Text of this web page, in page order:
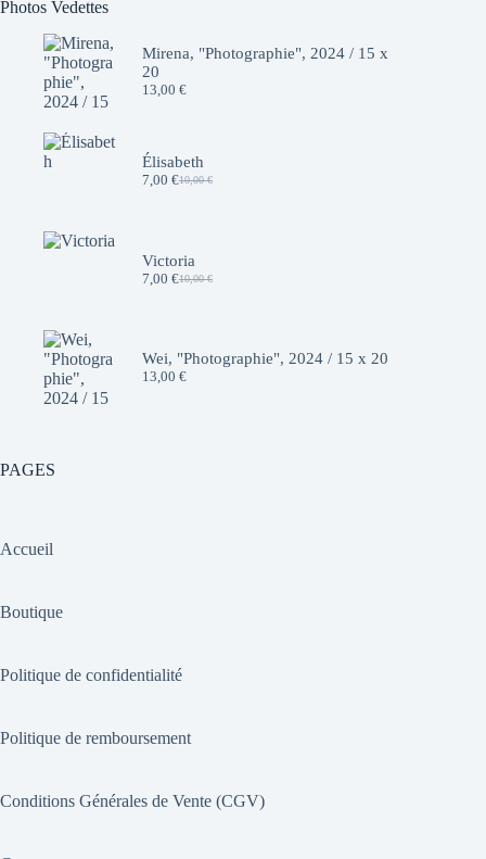
Photos Vedettes
Mirena, "Photographie", 2024 / 15 x
20
13,00 €
Élisabeth
10,00€
Le
10,00 €.
7,00 €Le
7,00 €.
Victoria
10,00€
Le
10,00 €.
7,00 €Le
7,00 €.
Wei, "Photographie", 2024 / 15 x 20
13,00 €
PAGES
Accueil
Boutique
Politique de confidentialité
Politique de remboursement
Conditions Générales de Vente (CGV)